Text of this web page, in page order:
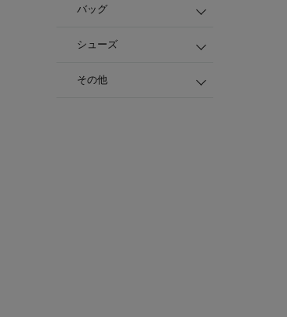
バッグ
シューズ
その他